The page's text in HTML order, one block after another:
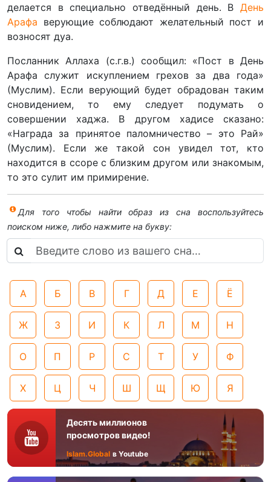
делается в специально отведённый день. В День
Арафа верующие соблюдают желательный пост и
возносят дуа.
Посланник Аллаха (с.г.в.) сообщил: «Пост в День
Арафа служит искуплением грехов за два года»
(Муслим). Если верующий будет обрадован таким
сновидением, то ему следует подумать о
совершении хаджа. В другом хадисе сказано:
«Награда за принятое паломничество – это Рай»
(Муслим). Если же такой сон увидел тот, кто
находится в ссоре с близким другом или знакомым,
то это сулит им примирение.
Для того чтобы найти образ из сна воспользуйтесь
поиском ниже, либо нажмите на букву:
А Б В Г Д Е Ё
Ж З И К Л М Н
О П Р С Т У Ф
Х Ц Ч Ш Щ Ю Я
Десять миллионов
просмотров видео!
Islam.Global в Youtube